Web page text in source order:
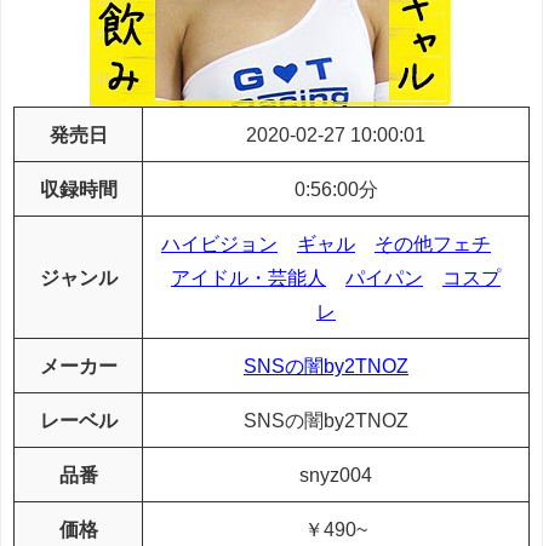
発売日 2020-02-27 10:00:01
収録時間 0:56:00分
ジャンル
ハイビジョン ギャル
その他フェチ
アイドル・芸能人
パイパン
コスプ
レ
メーカー SNSの闇by2TNOZ
レーベル SNSの闇by2TNOZ
品番 snyz004
価格 ￥490~